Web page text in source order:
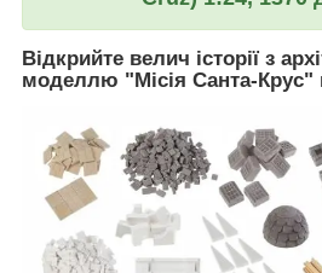
Відкрийте велич історії з
моделлю "Місія Санта-Крус"